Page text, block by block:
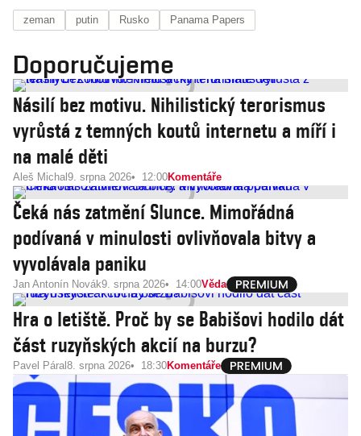
zeman putin Rusko Panama Papers
Doporučujeme
Násilí bez motivu. Nihilistický terorismus
vyrůstá z temných koutů internetu a míří i
na malé děti
Aleš Michal 9. srpna 2026 12:00Komentáře
Čeká nás zatmění Slunce. Mimořádná
podívaná v minulosti ovlivňovala bitvy a
vyvolávala paniku
Jan Antonín Novák9. srpna 2026 14:00Věda
Hra o letiště. Proč by se Babišovi hodilo dát
část ruzyňských akcií na burzu?
Pavel Páral 8. srpna 2026 18:30Komentáře